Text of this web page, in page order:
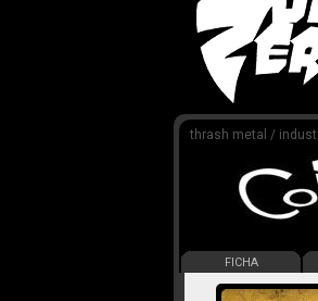
thrash metal /
FICHA